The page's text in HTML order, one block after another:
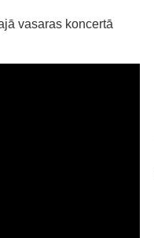
vasaras koncertā